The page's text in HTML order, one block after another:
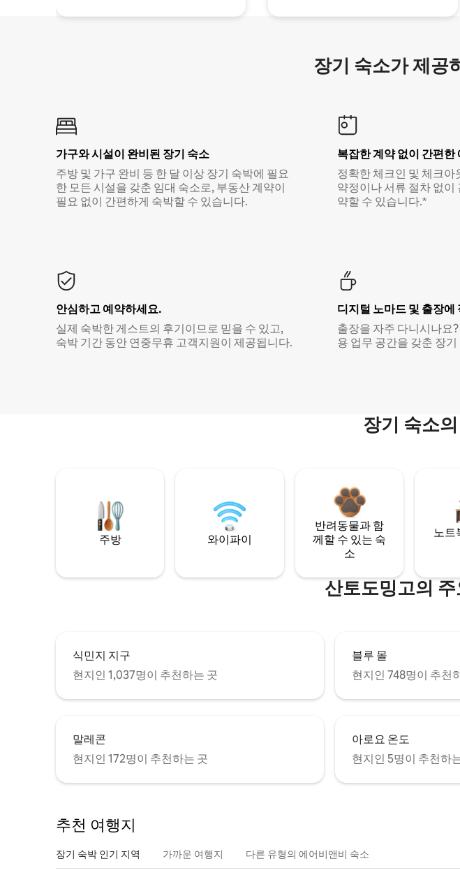
장기 숙소가 제공
가구와 시설이 완비된 장기 숙소
주방 및 가구 완비 등 한 달 이상 장기 숙박에 필요
한 모든 시설을 갖춘 임대 숙소로, 부동산 계약이
필요 없이 간편하게 숙박할 수 있습니다.
복잡한 계약 없이 간편한
정확한 체크인 및 체크
약정이나 서류 절차 없이
약할 수 있습니다.*
안심하고 예약하세요.
실제 숙박한 게스트의 후기이므로 믿을 수 있고,
숙박 기간 동안 연중무휴 고객지원이 제공됩니다.
디지털 노마드 및 출장에
출장을 자주 다니시나요
용 업무 공간을 갖춘 장
장기 숙소
주방 와이파이
반려동물과 함
께할 수 있는 숙
소
노트
산토도밍고의
식민지 지구
현지인 1,037명이 추천하는 곳
블루 몰
현지인 748명이 추천
말레콘
현지인 172명이 추천하는 곳
아로요 온도
현지인 5명이 추천하
추천 여행지
장기 숙박 인기 지역 가까운 여행지 다른 유형의 에어비앤비 숙소